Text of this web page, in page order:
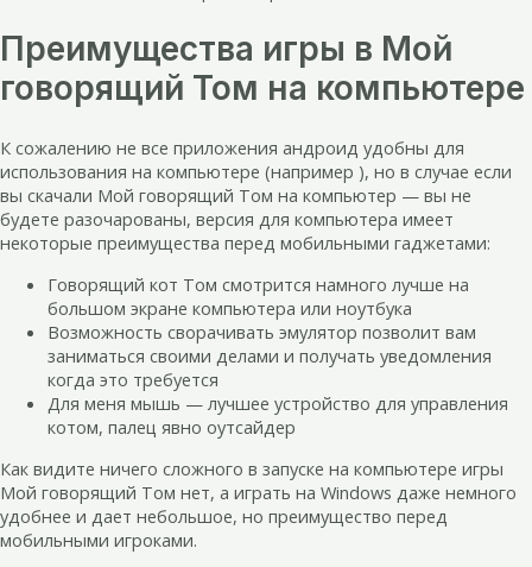
Преимущества игры в Мой
говорящий Том на компьютере
К сожалению не все приложения андроид удобны для
использования на компьютере (например ), но в случае если
вы скачали Мой говорящий Том на компьютер — вы не
будете разочарованы, версия для компьютера имеет
некоторые преимущества перед мобильными гаджетами:
Говорящий кот Том смотрится намного лучше на
большом экране компьютера или ноутбука
Возможность сворачивать эмулятор позволит вам
заниматься своими делами и получать уведомления
когда это требуется
Для меня мышь — лучшее устройство для управления
котом, палец явно оутсайдер
Как видите ничего сложного в запуске на компьютере игры
Мой говорящий Том нет, а играть на Windows даже немного
удобнее и дает небольшое, но преимущество перед
мобильными игроками.